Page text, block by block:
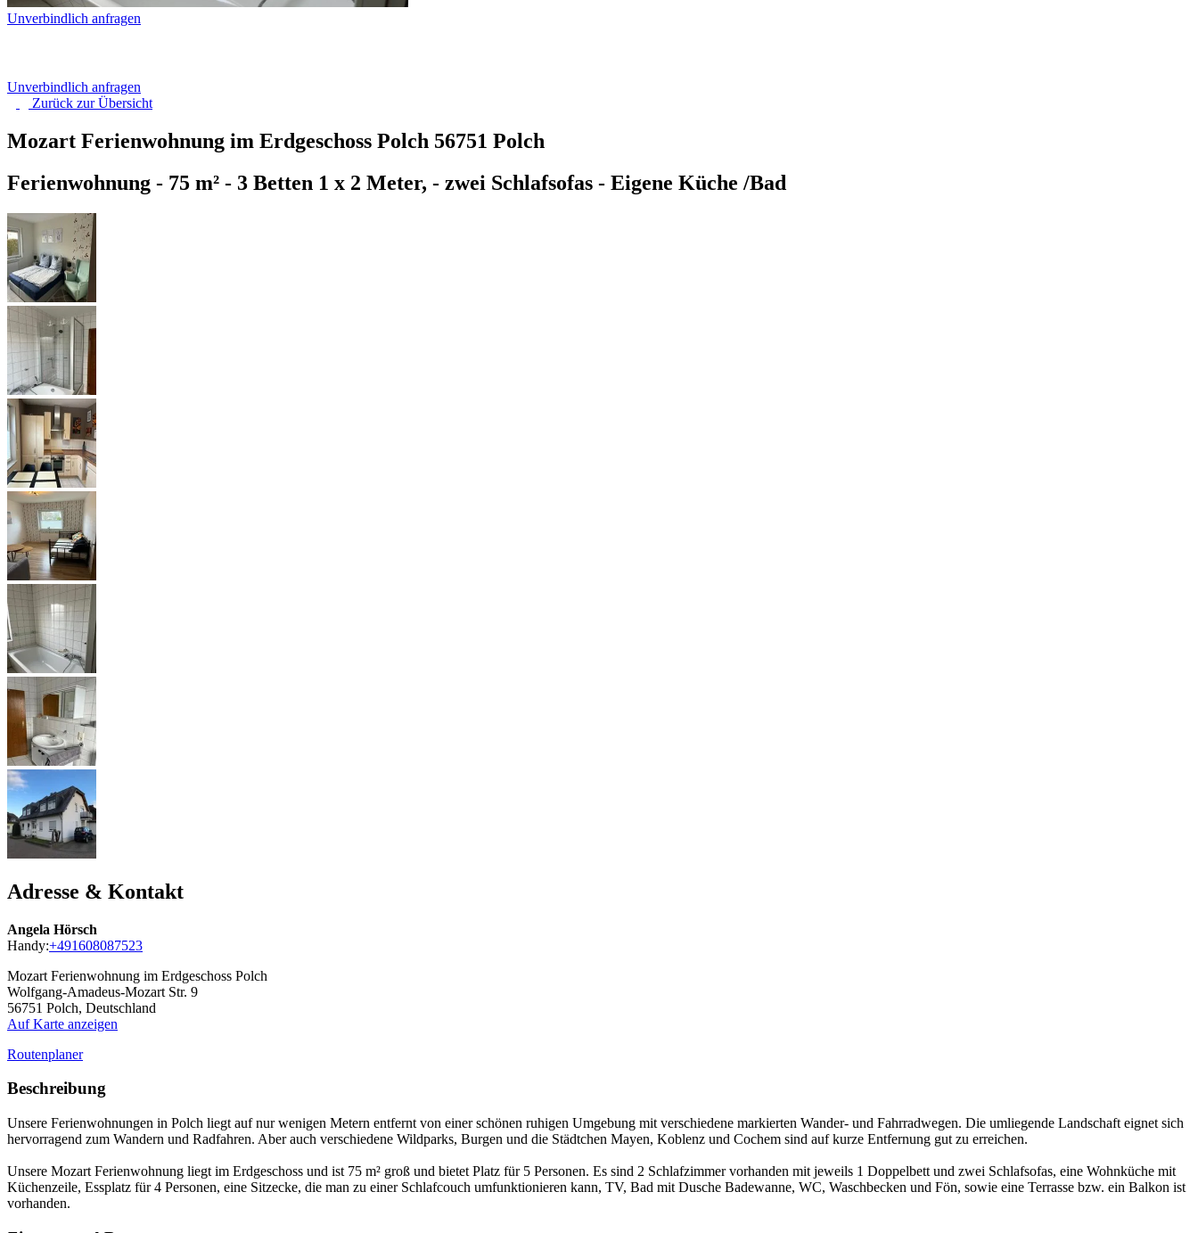
Unverbindlich anfragen
Unverbindlich anfragen
Zurück zurÜbersicht
Mozart Ferienwohnung im Erdgeschoss Polch 56751 Polch
Ferienwohnung - 75 m² - 3 Betten 1 x 2 Meter, - zwei Schlafsofas - Eigene Küche /Bad
Adresse & Kontakt
Angela Hörsch
Handy:+491608087523
Mozart Ferienwohnung im Erdgeschoss Polch
Wolfgang-Amadeus-Mozart Str. 9
56751 Polch, Deutschland
Auf Karte anzeigen
Routenplaner
Beschreibung
Unsere Ferienwohnungen in Polch liegt auf nur wenigen Metern entfernt von einer schönen ruhigen Umgebung mit verschiedene markierten Wander- und Fahrradwegen. Die umliegende Landschaft eignet sich
hervorragend zum Wandern und Radfahren. Aber auch verschiedene Wildparks, Burgen und die Städtchen Mayen, Koblenz und Cochem sind auf kurze Entfernung gut zu erreichen.
Unsere Mozart Ferienwohnung liegt im Erdgeschoss und ist 75 m² groß und bietet Platz für 5 Personen. Es sind 2 Schlafzimmer vorhanden mit jeweils 1 Doppelbett und zwei Schlafsofas, eine Wohnküche mit
Küchenzeile, Essplatz für 4 Personen, eine Sitzecke, die man zu einer Schlafcouch umfunktionieren kann, TV, Bad mit Dusche Badewanne, WC, Waschbecken und Fön, sowie eine Terrasse bzw. ein Balkon ist
vorhanden.